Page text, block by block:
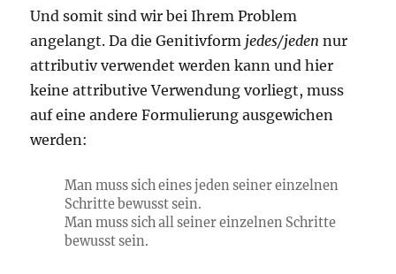
Und somit sind wir bei Ihrem Problem
angelangt. Da die Genitivform jedes/jeden nur
attributiv verwendet werden kann und hier
keine attributive Verwendung vorliegt, muss
auf eine andere Formulierung ausgewichen
werden:
Man muss sich eines jeden seiner einzelnen
Schritte bewusst sein.
Man muss sich all seiner einzelnen Schritte
bewusst sein.